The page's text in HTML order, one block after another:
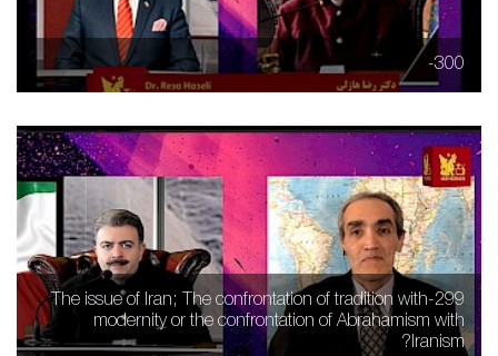
300-
299-The issue of Iran; The confrontation of tradition with
modernity or the confrontation of Abrahamism with
Iranism?